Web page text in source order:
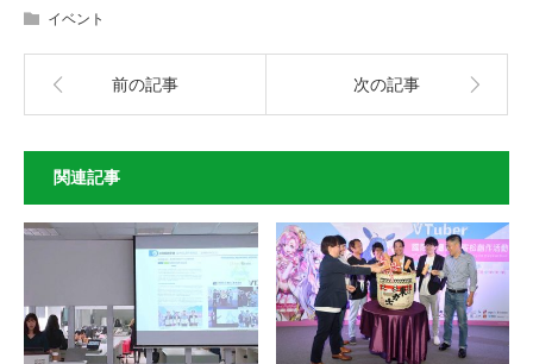
イベント
前の記事 次の記事
関連記事